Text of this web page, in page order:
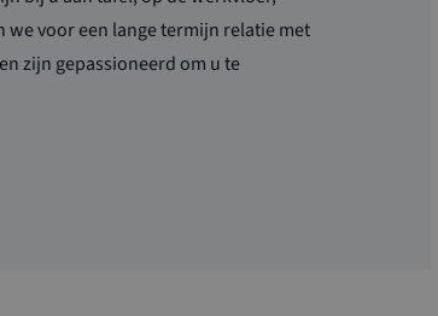
voor een lange termijn relatie met
zijn gepassioneerd om u te